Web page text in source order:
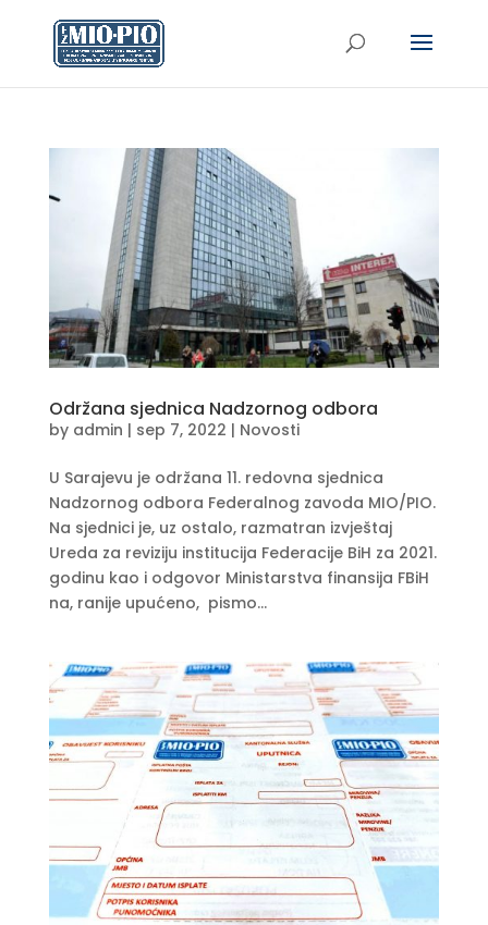
Održana sjednica Nadzornog odbora
by admin | sep 7, 2022 | Novosti
U Sarajevu je održana 11. redovna sjednica
Nadzornog odbora Federalnog zavoda MIO/PIO.
Na sjednici je, uz ostalo, razmatran izvještaj
Ureda za reviziju institucija Federacije BiH za 2021.
godinu kao i odgovor Ministarstva finansija FBiH
na, ranije upućeno, pismo...